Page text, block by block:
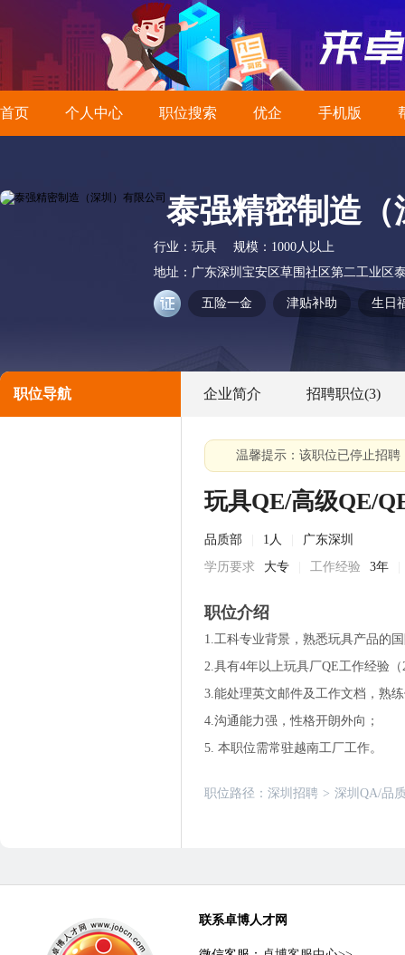
首页 个人中心 职位搜索 优企 手机版
泰强精密制造
行业： 玩具 规模： 1000人以上
地址： 广东深圳宝安区草围社区第二工业区
五险一金 津贴补助 生日
职位导航 企业简介 招聘职位(3)
温馨提示：该职位已停止招
玩具QE/高级QE/
品质部 1人
广东深圳
学历要求
大专 工作经验 3年
职位介绍
1.工科专业背景，熟悉玩具产品的
2.具有4年以上玩具厂QE工作经验
3.能处理英文邮件及工作文档，熟
4.沟通能力强，性格开朗外向；
5. 本职位需常驻越南工厂工作。
职位路径： 深圳招聘 > 深圳QA/品
联系卓博人才网